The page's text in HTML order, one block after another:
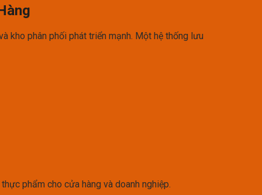
kho phân phối phát triển mạnh. Một hệ thống lưu
phẩm cho cửa hàng và doanh nghiệp.